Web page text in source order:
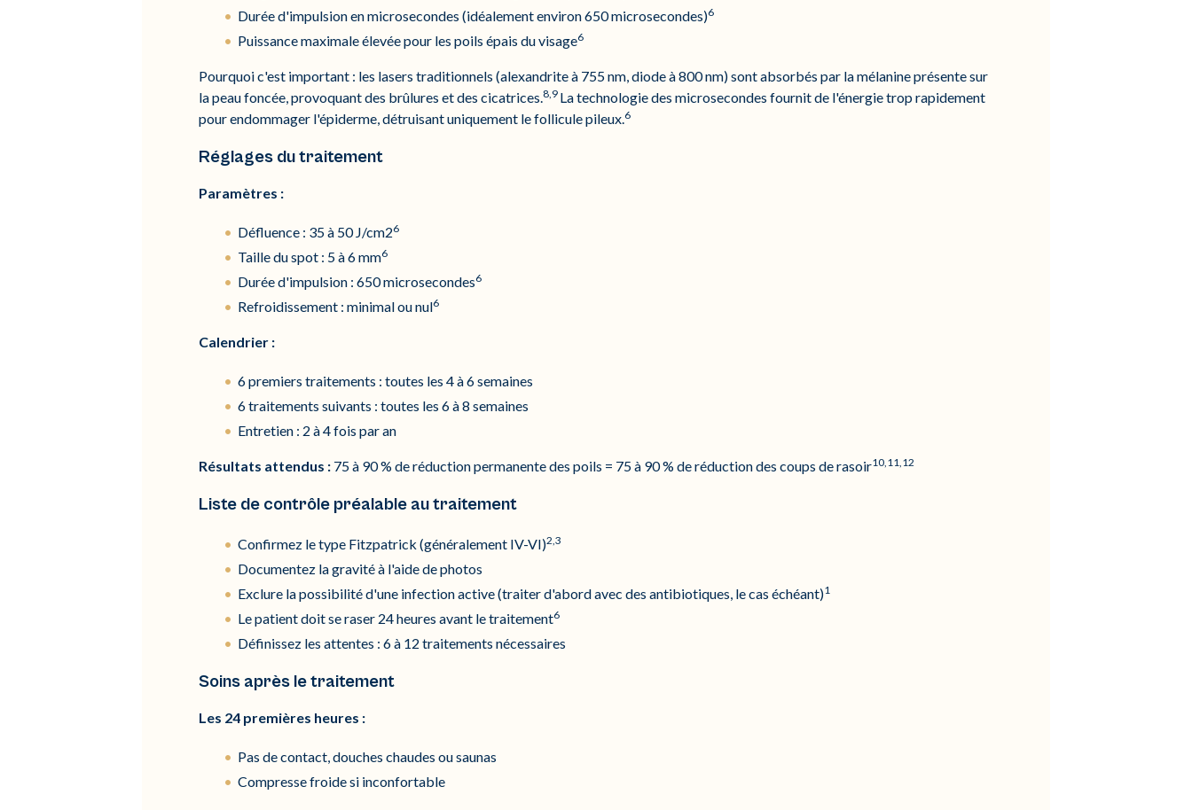
Durée d'impulsion en microsecondes (idéalement environ 650 microsecondes)6
Puissance maximale élevée pour les poils épais du visage6
Pourquoi c'est important : les lasers traditionnels (alexandrite à 755 nm, diode à 800 nm) sont absorbés par la mélanine présente sur
la peau foncée, provoquant des brûlures et des cicatrices.8,9 La technologie des microsecondes fournit de l'énergie trop rapidement
pour endommager l'épiderme, détruisant uniquement le follicule pileux.6
Réglages du traitement
Paramètres :
Défluence : 35 à 50 J/cm26
Taille du spot : 5 à 6 mm6
Durée d'impulsion : 650 microsecondes6
Refroidissement : minimal ou nul6
Calendrier :
6 premiers traitements : toutes les 4 à 6 semaines
6 traitements suivants : toutes les 6 à 8 semaines
Entretien : 2 à 4 fois par an
Résultats attendus : 75 à 90 % de réduction permanente des poils = 75 à 90 % de réduction des coups de rasoir10,11,12
Liste de contrôle préalable au traitement
Confirmez le type Fitzpatrick (généralement IV-VI)2,3
Documentez la gravité à l'aide de photos
Exclure la possibilité d'une infection active (traiter d'abord avec des antibiotiques, le cas échéant)1
Le patient doit se raser 24 heures avant le traitement6
Définissez les attentes : 6 à 12 traitements nécessaires
Soins après le traitement
Les 24 premières heures :
Pas de contact, douches chaudes ou saunas
Compresse froide si inconfortable